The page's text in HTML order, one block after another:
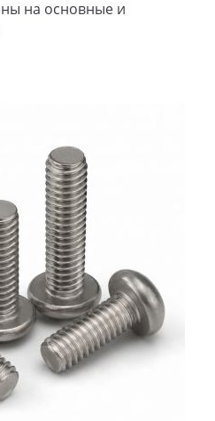
на основные и